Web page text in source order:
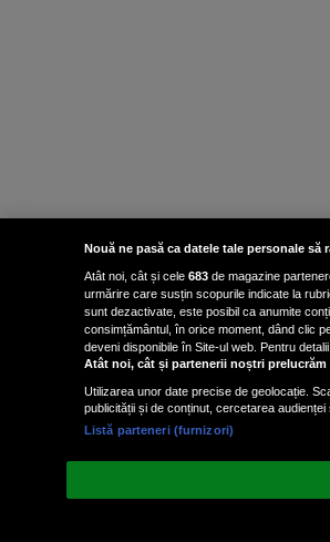
Nouă ne pasă ca datele tale personale să
Atât noi, cât și cele 683 de magazine
urmărire care susțin scopurile indicate la
sunt dezactivate, este posibil ca anumite
consimțământul, în orice moment, dând clic
deveni disponibile în Site-ul web. Pentru
Atât noi, cât și partenerii noștri prelucrăm
Utilizarea unor date precise de geolocație.
publicității și de conținut, cercetarea audienței
Listă parteneri (furnizori)